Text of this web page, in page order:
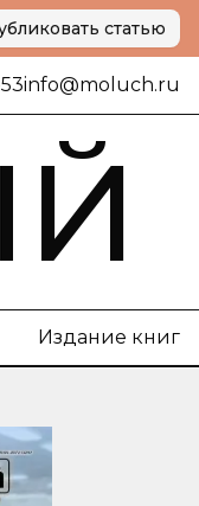
статью
info@moluch.ru
Издание книг